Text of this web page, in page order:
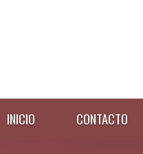
INICIO CONTACTO